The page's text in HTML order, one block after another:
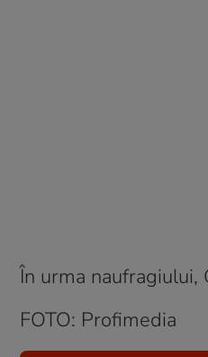
În urma naufragiului,
FOTO: Profimedia